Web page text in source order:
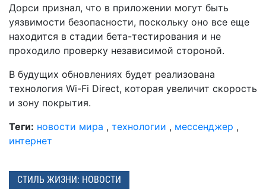
Дорси признал, что в приложении могут быть
уязвимости безопасности, поскольку оно все еще
находится в стадии бета-тестирования и не
проходило проверку независимой стороной.
В будущих обновлениях будет реализована
технология Wi-Fi Direct, которая увеличит скорость
и зону покрытия.
Теги: новости мира , технологии , мессенджер ,
интернет
СТИЛЬ ЖИЗНИ: НОВОСТИ